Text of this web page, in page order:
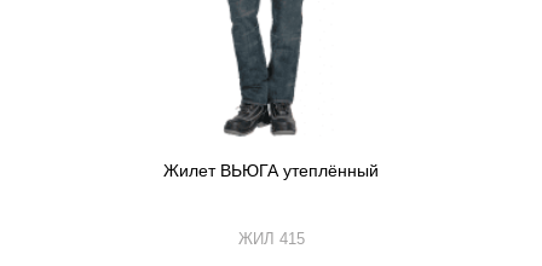
Жилет ВЬЮГА утеплённый
ЖИЛ 415